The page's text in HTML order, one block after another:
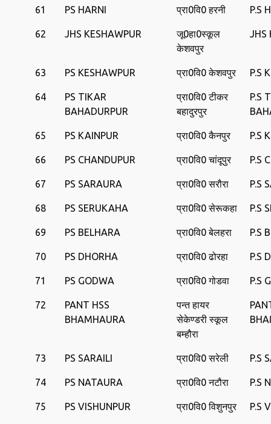
61 PS HARNI प्रा0वि0 हरनी P.S
62 JHS KESHAWPUR
जू0हा0स्‍कूल
केशवपुर
JHS
63 PS KESHAWPUR प्रा0वि0 केशवपुर P.S
64
PS TIKAR
BAHADURPUR
प्रा0वि0 टीकर
बहादुरपुर
P.S
65 PS KAINPUR प्रा0वि0 कैनपुर P.S
66 PS CHANDUPUR प्रा0वि0 चांदूपुर P.S
67 PS SARAURA प्रा0वि0 सरौरा P.S
68 PS SERUKAHA प्रा0वि0 सेरूकहा P.S
69 PS BELHARA प्रा0वि0 बेलहरा P.S
70 PS DHORHA प्रा0वि0 ढोरहा P.S
71 PS GODWA प्रा0वि0 गोडवा P.S
72
PANT HSS
BHAMHAURA
पन्त हायर
सेकेण्डरी स्कूल
बम्हौरा
73 PS SARAILI प्रा0वि0 सरेली P.S
74 PS NATAURA प्रा0वि0 नटौरा P.S
75 PS VISHUNPUR प्रा0वि0 विशुनपुर P.S